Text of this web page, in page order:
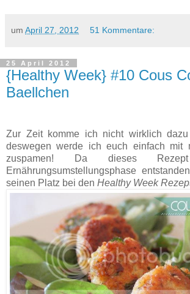
um April 27, 2012 51 Kommentare:
25 April 2012
{Healthy Week} #10 Cous
Baellchen
Zur Zeit komme ich nicht wirklich
deswegen werde ich euch einfach mit
zuspamen! Da dieses
Ernährungsumstellungsphase
seinen Platz bei den Healthy Week